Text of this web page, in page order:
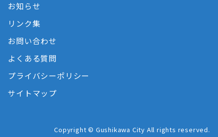
お知らせ
リンク集
お問い合わせ
よくある質問
プライバシーポリシー
サイトマップ
Copyright © Gushikawa City All rights reserved.